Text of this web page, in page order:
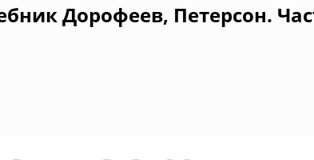
Дорофеев, Петерсон.